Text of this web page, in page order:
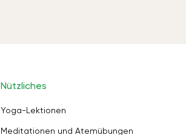
Nützliches
Yoga-Lektionen
Meditationen und Atemübungen